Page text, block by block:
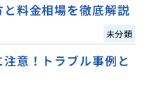
料金相場を徹底解説
未分類
意！トラブル事例と